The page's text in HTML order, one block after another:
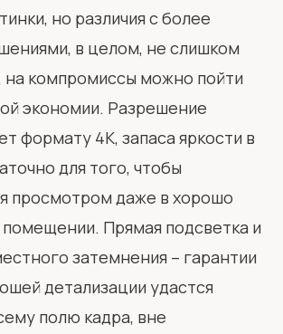
но различия с более
в целом, не слишком
на компромиссы можно пойти
экономии. Разрешение
формату 4K, запаса яркости в
для того, чтобы
просмотром даже в хорошо
Прямая подсветка и
затемнения – гарантии
детализации удастся
полю кадра, вне